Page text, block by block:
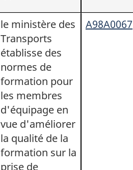
le ministère des
Transports
établisse des
normes de
formation pour
les membres
d'équipage en
vue d'améliorer
la qualité de la
formation sur la
prise de
A98A0067